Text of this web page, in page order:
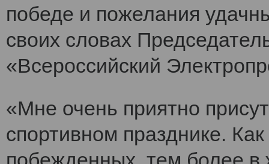
победе и пожелания
своих словах
«Всероссийский
«Мне очень приятно
спортивном празднике.